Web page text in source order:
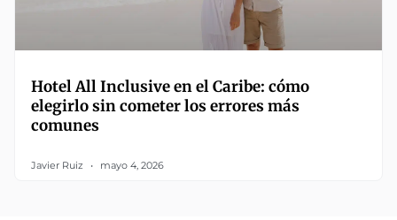
Hotel All Inclusive en el Caribe: cómo
elegirlo sin cometer los errores más
comunes
Javier Ruiz mayo 4, 2026